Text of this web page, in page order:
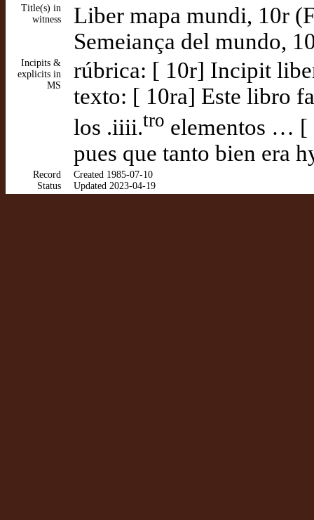
Title(s) in
witness
Liber mapa mundi, 10r
Semeiança del mundo,
Incipits &
explicits in
MS
rúbrica: [ 10r] Incipit
texto: [ 10ra] Este libro
los .iiii.tro elementos … [
pues que tanto bien era
Record
Status
Created 1985-07-10
Updated 2023-04-19